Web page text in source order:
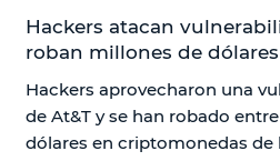
Hackers atacan
roban millones de
Hackers aprovecharon una
de At&T y se han robado
dólares en criptomonedas de